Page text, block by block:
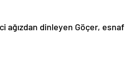
dinleyen Göçer, esnaf